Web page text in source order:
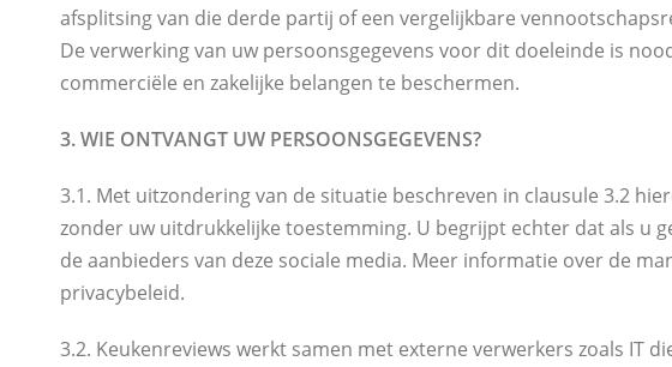
afsplitsing van die derde partij of een vergelijkbare
De verwerking van uw persoonsgegevens voor dit doeleinde is
commerciële en zakelijke belangen te beschermen.
3. WIE ONTVANGT UW PERSOONSGEGEVENS?
3.1. Met uitzondering van de situatie beschreven in clausule 3.2
zonder uw uitdrukkelijke toestemming. U begrijpt echter dat als u
de aanbieders van deze sociale media. Meer informatie over de
privacybeleid.
3.2. Keukenreviews werkt samen met externe verwerkers zoals IT